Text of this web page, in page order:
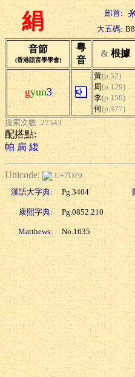
絹 部首:
大五碼:
音節
(香港語言學學會)
粵
音
& 根據
gyun3
黃(p.52)
周(p.129)
李(p.150)
何(p.377)
搜索次數: 27543
配搭點:
帕 扃 緮
Unicode:
U+7D79
漢語大字典:
Pg.3404
康熙字典: Pg.0852.210
Matthews: No.1635